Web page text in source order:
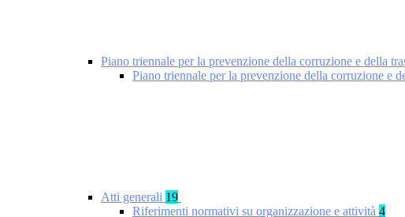
Piano triennale per la prevenzione della corruzione e della
Piano triennale per la prevenzione della corruzione e
Atti generali 19
Riferimenti normativi su organizzazione e attività 4